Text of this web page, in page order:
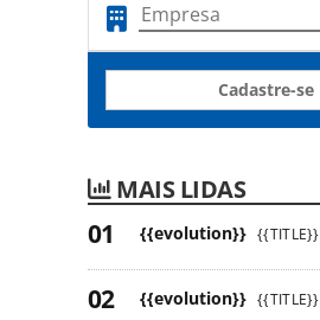
Cadastre-se
MAIS LIDAS
{{evolution}} {{TITLE}}
{{evolution}} {{TITLE}}